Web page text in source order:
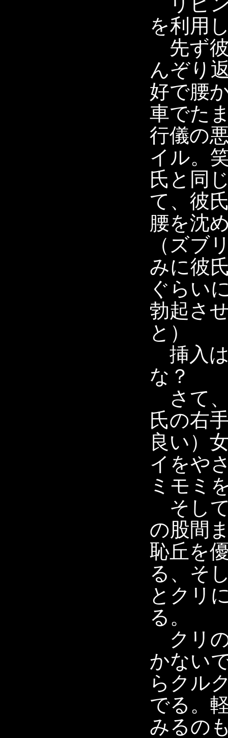
を利用
先ず
んぞり
好で腰
車でた
行儀の
イル。
氏と同
て、彼
腰を沈
（ズブ
みに彼
ぐらい
勃起さ
と）
挿入
な？
さて
氏の右
良い）
イをや
ミモミ
そし
の股間
恥丘を
る、そ
とクリ
る。
クリ
かない
らクル
でる。
みるの